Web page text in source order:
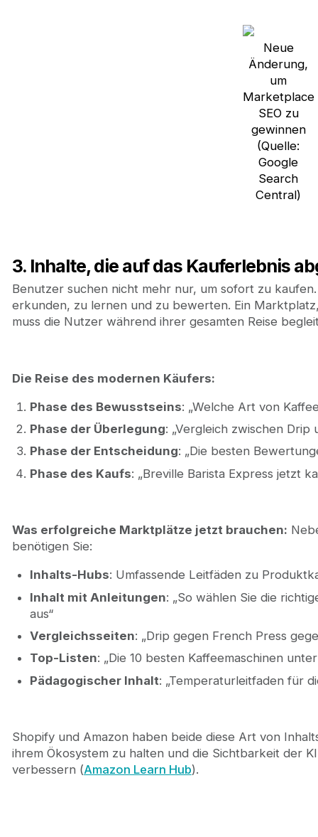
Neue
Änderung,
um
Marketplace
SEO zu
gewinnen
(Quelle:
Google
Search
Central)
3. Inhalte, die auf das Kauferlebnis
Benutzer suchen nicht mehr nur, um sofort zu
erkunden, zu lernen und zu bewerten. Ein
muss die Nutzer während ihrer gesamten Reise
Die Reise des modernen Käufers:
Phase des Bewusstseins: „Welche Art von
Phase der Überlegung: „Vergleich zwischen Drip
Phase der Entscheidung: „Die besten
Phase des Kaufs: „Breville Barista Express jetzt
Was erfolgreiche Marktplätze jetzt brauchen:
benötigen Sie:
Inhalts-Hubs: Umfassende Leitfäden zu
Inhalt mit Anleitungen: „So wählen Sie die
aus“
Vergleichsseiten: „Drip gegen French Press
Top-Listen: „Die 10 besten Kaffeemaschinen
Pädagogischer Inhalt: „Temperaturleitfaden für
Shopify und Amazon haben beide diese Art von
ihrem Ökosystem zu halten und die Sichtbarkeit der
verbessern (Amazon Learn Hub).